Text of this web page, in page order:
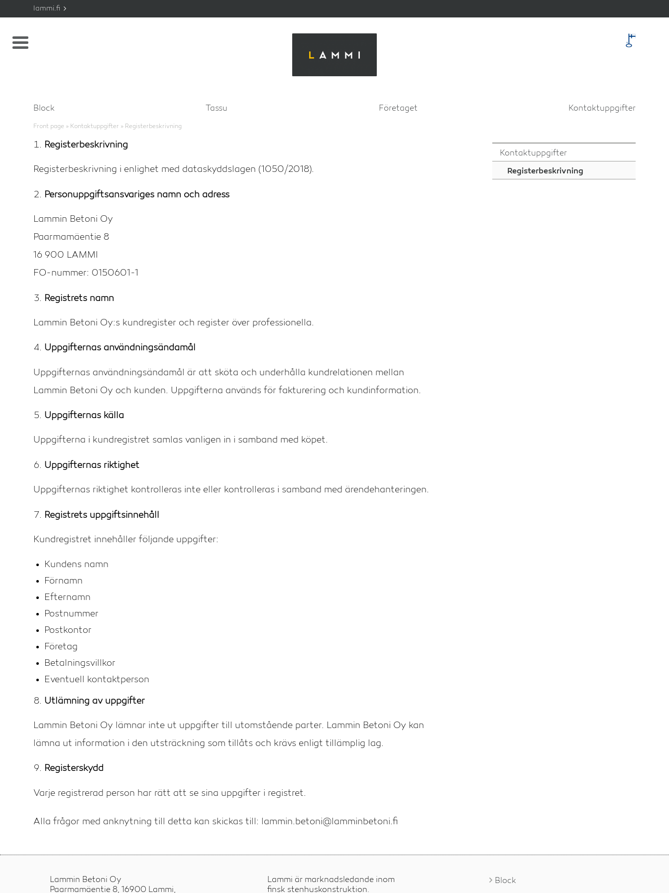
lammi.fi
Block Tassu Företaget Kontaktuppgifter
Front page » Kontaktuppgifter » Registerbeskrivning
Registerbeskrivning
Registerbeskrivning i enlighet med dataskyddslagen (1050/2018).
Personuppgiftsansvariges namn och adress
Lammin Betoni Oy
Paarmamäentie 8
16 900 LAMMI
FO-nummer: 0150601-1
Registrets namn
Lammin Betoni Oy:s kundregister och register över professionella.
Uppgifternas användningsändamål
Uppgifternas användningsändamål är att sköta och underhålla kundrelationen mellan
Lammin Betoni Oy och kunden. Uppgifterna används för fakturering och kundinformation.
Uppgifternas källa
Uppgifterna i kundregistret samlas vanligen in i samband med köpet.
Uppgifternas riktighet
Uppgifternas riktighet kontrolleras inte eller kontrolleras i samband med ärendehanteringen.
Registrets uppgiftsinnehåll
Kundregistret innehåller följande uppgifter:
Kundens namn
Förnamn
Efternamn
Postnummer
Postkontor
Företag
Betalningsvillkor
Eventuell kontaktperson
Utlämning av uppgifter
Lammin Betoni Oy lämnar inte ut uppgifter till utomstående parter. Lammin Betoni Oy kan
lämna ut information i den utsträckning som tillåts och krävs enligt tillämplig lag.
Registerskydd
Varje registrerad person har rätt att se sina uppgifter i registret.
Alla frågor med anknytning till detta kan skickas till: lammin.betoni@lamminbetoni.fi
Kontaktuppgifter
Registerbeskrivning
Lammin Betoni Oy
Paarmamäentie 8, 16900 Lammi,
Lammi är marknadsledande inom
finsk stenhuskonstruktion.
Block